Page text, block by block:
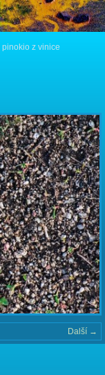
pinokio z vinice
Další →